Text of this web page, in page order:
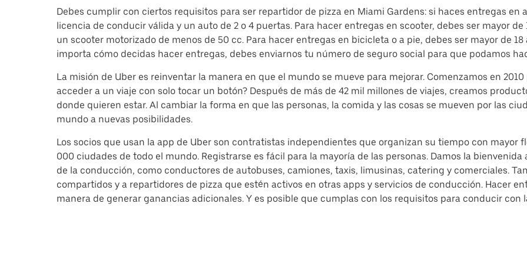
Debes cumplir con ciertos requisitos para ser repartidor de pizza en Miami Gardens: si haces entregas en
licencia de conducir válida y un auto de 2 o 4 puertas. Para hacer entregas en scooter, debes ser mayor
un scooter motorizado de menos de 50 cc. Para hacer entregas en bicicleta o a pie, debes ser mayor de
importa cómo decidas hacer entregas, debes enviarnos tu número de seguro social para que podamos
La misión de Uber es reinventar la manera en que el mundo se mueve para mejorar. Comenzamos en
acceder a un viaje con solo tocar un botón? Después de más de 42 mil millones de viajes, creamos
donde quieren estar. Al cambiar la forma en que las personas, la comida y las cosas se mueven por las
mundo a nuevas posibilidades.
Los socios que usan la app de Uber son contratistas independientes que organizan su tiempo con mayor
000 ciudades de todo el mundo. Registrarse es fácil para la mayoría de las personas. Damos la
de la conducción, como conductores de autobuses, camiones, taxis, limusinas, catering y comerciales.
compartidos y a repartidores de pizza que estén activos en otras apps y servicios de conducción. Hacer
manera de generar ganancias adicionales. Y es posible que cumplas con los requisitos para conducir con